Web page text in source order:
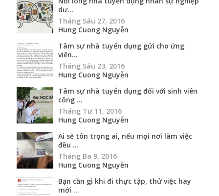
dư...
Tháng Sáu 27, 2016
Hung Cuong Nguyễn
Tâm sự nhà tuyển dụng gửi cho ứng
viên...
Tháng Sáu 23, 2016
Hung Cuong Nguyễn
Tâm sự nhà tuyển dụng đối với sinh viên
công ...
Tháng Tư 11, 2016
Hung Cuong Nguyễn
Ai sẽ tôn trọng ai, nếu mọi nơi làm việc
đều ...
Tháng Ba 9, 2016
Hung Cuong Nguyễn
Bạn cần gì khi đi thực tập, thử việc hay
mới ...